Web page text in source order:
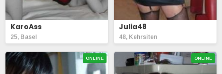
KaroAss
25, Basel
Julia48
48, Kehrsiten
ONLINE ONLINE